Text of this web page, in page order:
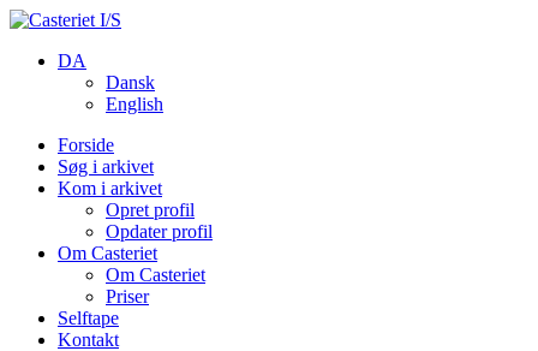
DA
Dansk
English
Forside
Søg i arkivet
Kom i arkivet
Opret profil
Opdater profil
Om Casteriet
Om Casteriet
Priser
Selftape
Kontakt